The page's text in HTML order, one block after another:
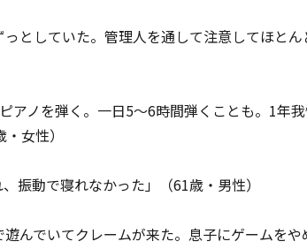
としていた。管理人を通して注意してほとん
アノを弾く。一日5～6時間弾くことも。1年
女性）
振動で寝れなかった」（61歳・男性）
んでいてクレームが来た。息子にゲームをや